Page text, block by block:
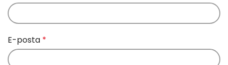
E-posta *